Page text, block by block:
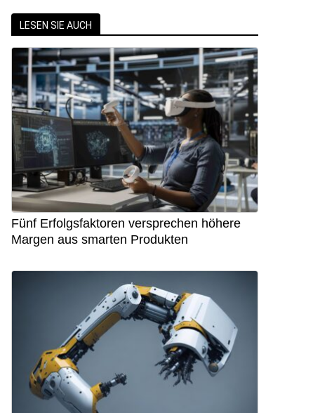
LESEN SIE AUCH
Fünf Erfolgsfaktoren versprechen höhere
Margen aus smarten Produkten